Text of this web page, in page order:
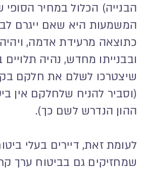
הבנייה) הכלול במחיר הסופי
המשמעות היא שאם ייגרם
כתוצאה מרעידת אדמה,
ובבנייתו מחדש, נהיה
שיצטרכו לשלם את חלקם
(וסביר להניח שלחלקם אין
ההון הנדרש לשם כך).
לעומת זאת, דיירים בעלי
שמחזיקים גם בביטוח ערך